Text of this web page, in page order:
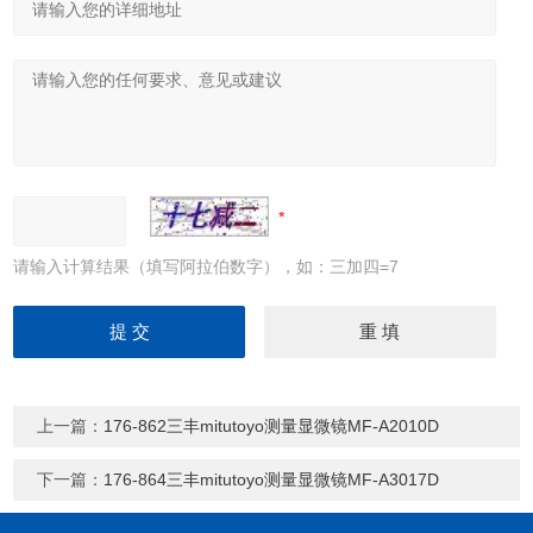
请输入计算结果（填写阿拉伯数字），如：三加四=7
上一篇： 176-862三丰mitutoyo测量显微镜MF-A2010D
下一篇： 176-864三丰mitutoyo测量显微镜MF-A3017D